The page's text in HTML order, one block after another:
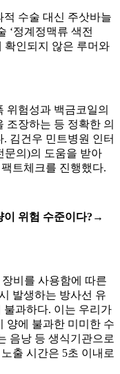
수술 대신 주삿바늘
‘정계정맥류 색전
확인되지 않은 루머와
위험성과 백금코일의
조장하는 등 정확한 의
김건우 민트병원 인터
문의)의 도움을 받아
트체크를 진행했다.
이 위험 수준이다?→
비를 사용함에 따른
발생하는 방사선 유
불과하다. 이는 우리가
양에 불과한 미미한 수
음낭 등 생식기관으로
출 시간은 5초 이내로